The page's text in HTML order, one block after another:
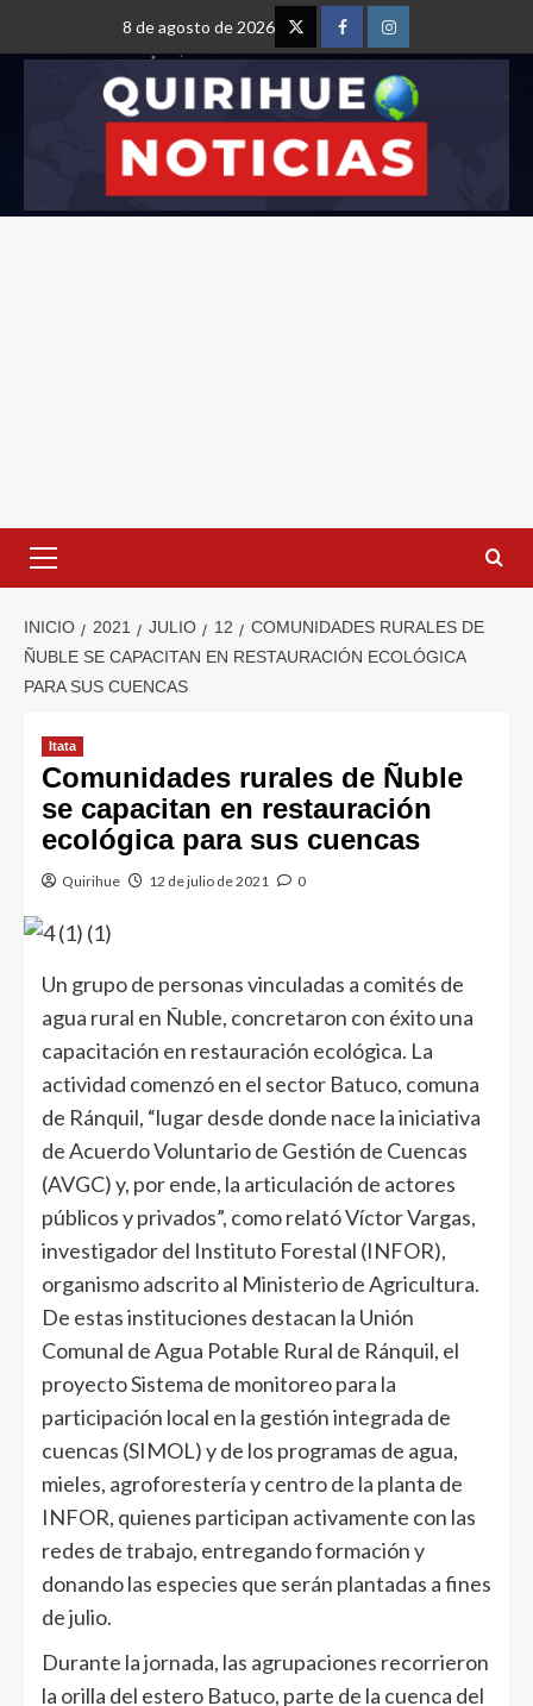
8 de agosto de 2026
INICIO 2021 JULIO 12
COMUNIDADES RURALES DE
ÑUBLE SE CAPACITAN EN RESTAURACIÓN ECOLÓGICA
PARA SUS CUENCAS
Itata
Comunidades rurales de Ñuble
se capacitan en restauración
ecológica para sus cuencas
Quirihue 12 de julio de 2021 0
Un grupo de personas vinculadas a comités de
agua rural en Ñuble, concretaron con éxito una
capacitación en restauración ecológica. La
actividad comenzó en el sector Batuco, comuna
de Ránquil, “lugar desde donde nace la iniciativa
de Acuerdo Voluntario de Gestión de Cuencas
(AVGC) y, por ende, la articulación de actores
públicos y privados”, como relató Víctor Vargas,
investigador del Instituto Forestal (INFOR),
organismo adscrito al Ministerio de Agricultura.
De estas instituciones destacan la Unión
Comunal de Agua Potable Rural de Ránquil, el
proyecto Sistema de monitoreo para la
participación local en la gestión integrada de
cuencas (SIMOL) y de los programas de agua,
mieles, agroforestería y centro de la planta de
INFOR, quienes participan activamente con las
redes de trabajo, entregando formación y
donando las especies que serán plantadas a fines
de julio.
Durante la jornada, las agrupaciones recorrieron
la orilla del estero Batuco, parte de la cuenca del